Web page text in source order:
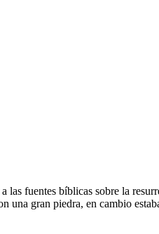
fuentes bíblicas sobre la
gran piedra, en cambio